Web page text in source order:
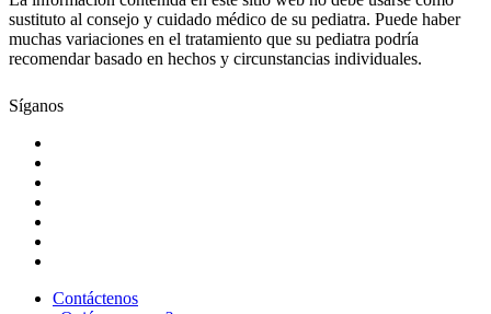
sustituto al consejo y cuidado médico de su pediatra. Puede haber
muchas variaciones en el tratamiento que su pediatra podría
recomendar basado en hechos y circunstancias individuales.
Síganos
Contáctenos